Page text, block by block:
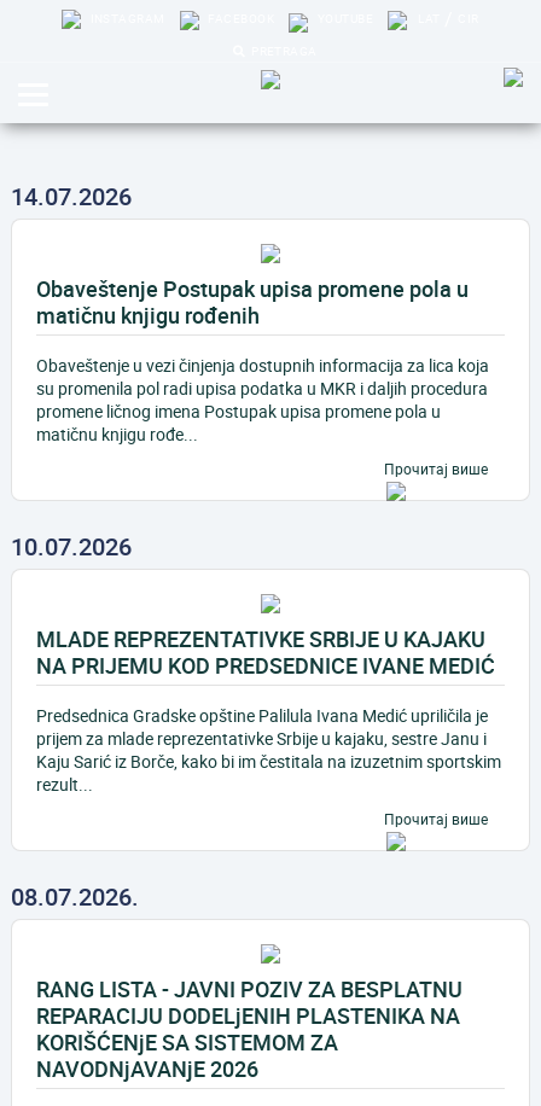
14.07.2026
Obaveštenje Postupak upisa promene pola u
matičnu knjigu rođenih
Obaveštenje u vezi činjenja dostupnih informacija za lica koja
su promenila pol radi upisa podatka u MKR i daljih procedura
promene ličnog imena Postupak upisa promene pola u
matičnu knjigu rođe...
Прочитај више
10.07.2026
MLADE REPREZENTATIVKE SRBIJE U KAJAKU
NA PRIJEMU KOD PREDSEDNICE IVANE MEDIĆ
Predsednica Gradske opštine Palilula Ivana Medić upriličila je
prijem za mlade reprezentativke Srbije u kajaku, sestre Janu i
Kaju Sarić iz Borče, kako bi im čestitala na izuzetnim sportskim
rezult...
Прочитај више
08.07.2026.
RANG LISTA - JAVNI POZIV ZA BESPLATNU
REPARACIJU DODELjENIH PLASTENIKA NA
KORIŠĆENjE SA SISTEMOM ZA
NAVODNjAVANjE 2026